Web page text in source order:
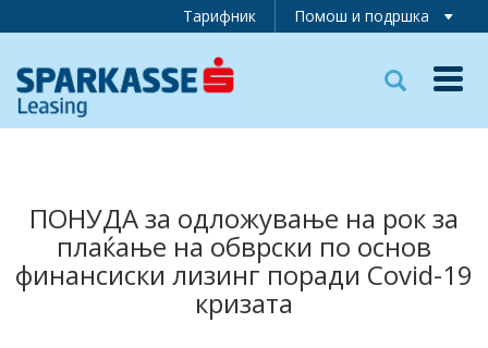
Помош и подршка
Тарифник
ПОНУДА за одложување на рок за
плаќање на обврски по основ
финансиски лизинг поради Covid-19
кризата